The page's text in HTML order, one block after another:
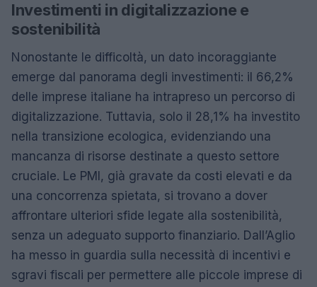
Investimenti in digitalizzazione e
sostenibilità
Nonostante le difficoltà, un dato incoraggiante
emerge dal panorama degli investimenti: il 66,2%
delle imprese italiane ha intrapreso un percorso di
digitalizzazione. Tuttavia, solo il 28,1% ha investito
nella transizione ecologica, evidenziando una
mancanza di risorse destinate a questo settore
cruciale. Le PMI, già gravate da costi elevati e da
una concorrenza spietata, si trovano a dover
affrontare ulteriori sfide legate alla sostenibilità,
senza un adeguato supporto finanziario. Dall’Aglio
ha messo in guardia sulla necessità di incentivi e
sgravi fiscali per permettere alle piccole imprese di